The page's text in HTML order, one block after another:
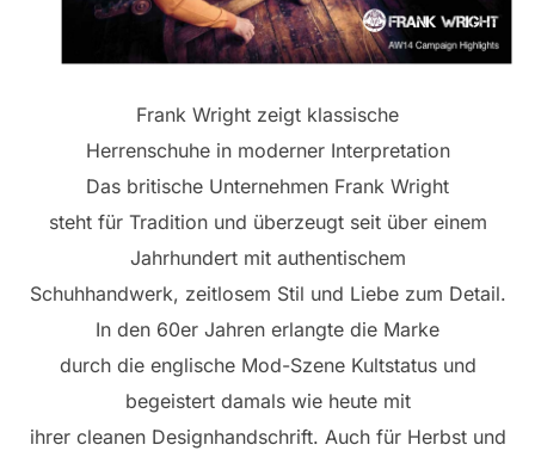
Frank Wright zeigt klassische
Herrenschuhe in moderner Interpretation
Das britische Unternehmen Frank Wright
steht für Tradition und überzeugt seit über einem
Jahrhundert mit authentischem
Schuhhandwerk, zeitlosem Stil und Liebe zum Detail.
In den 60er Jahren erlangte die Marke
durch die englische Mod-Szene Kultstatus und
begeistert damals wie heute mit
ihrer cleanen Designhandschrift. Auch für Herbst und